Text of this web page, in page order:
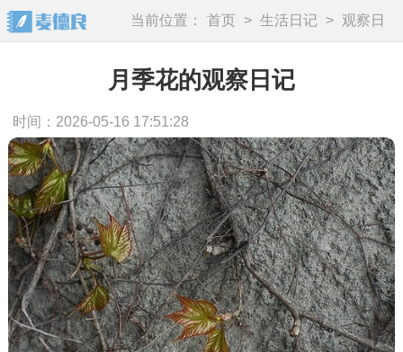
当前位置： 首页 > 生活日记 >
观察日
记
月季花的观察日记
时间：2026-05-16 17:51:28